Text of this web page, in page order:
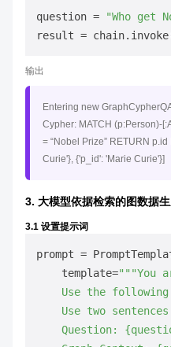
question =
"Who get
result =
输出
Entering new
Cypher: MATCH (p:Person)-
= “Nobel Prize” RETURN
Curie'}, {'p_id': 'Marie Curie'}]
3. 大模型依据检索的图数据
3.1 设置提示词
prompt =
    template=
"""You
Use the
Use two
Question: